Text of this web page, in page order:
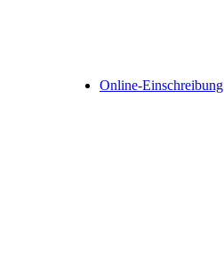
Online-Einschreibung